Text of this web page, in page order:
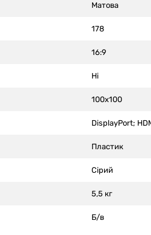
Матова
178
16:9
Ні
100x100
DisplayPort;
Пластик
Сірий
5,5 кг
Б/в